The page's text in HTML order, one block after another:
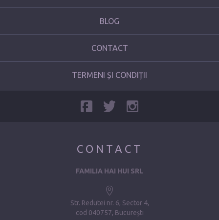
BLOG
CONTACT
TERMENI ȘI CONDIȚII
CONTACT
FAMILIA HAI HUI SRL
Str. Redutei nr. 6, Sector 4
cod 040757, București